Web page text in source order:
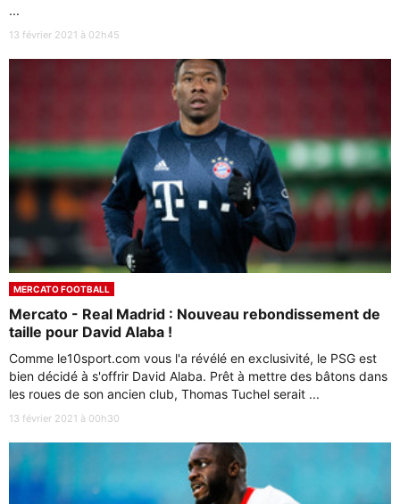
...
13 février 2021 à 02h45
MERCATO FOOTBALL
Mercato - Real Madrid : Nouveau rebondissement de
taille pour David Alaba !
Comme le10sport.com vous l'a révélé en exclusivité, le PSG est
bien décidé à s'offrir David Alaba. Prêt à mettre des bâtons dans
les roues de son ancien club, Thomas Tuchel serait ...
13 février 2021 à 00h30